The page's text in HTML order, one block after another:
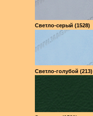
Светло-серый (1528)
Светло-голубой (213)